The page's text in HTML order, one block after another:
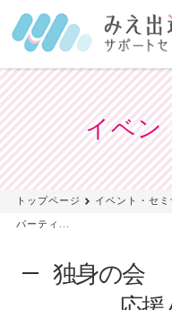
イベン
トップページ イベント・セミ
パーティ...
独身の会